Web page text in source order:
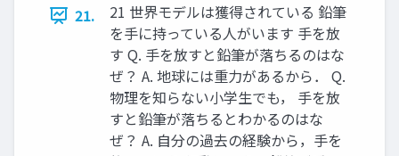
21.
21 世界モデルは獲得されている 鉛筆
を手に持っている人がいます 手を放
す Q. 手を放すと鉛筆が落ちるのはな
ぜ？ A. 地球には重力があるから． Q.
物理を知らない小学生でも， 手を放
すと鉛筆が落ちるとわかるのはな
ぜ？ A. 自分の過去の経験から，手を